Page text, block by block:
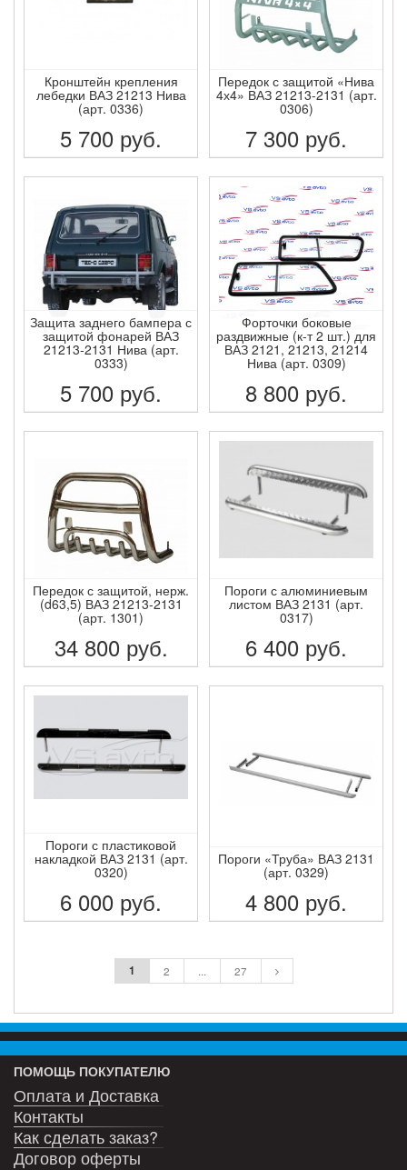
Кронштейн крепления
лебедки ВАЗ 21213 Нива
(арт. 0336)
5 700 руб.
ПОДРОБНЕЕ
Передок с защитой «Нива
4х4» ВАЗ 21213-2131 (арт.
0306)
7 300 руб.
ПОДРОБНЕЕ
Защита заднего бампера с
защитой фонарей ВАЗ
21213-2131 Нива (арт.
0333)
5 700 руб.
ПОДРОБНЕЕ
Форточки боковые
раздвижные (к-т 2 шт.) для
ВАЗ 2121, 21213, 21214
Нива (арт. 0309)
8 800 руб.
ПОДРОБНЕЕ
Передок с защитой, нерж.
(d63,5) ВАЗ 21213-2131
(арт. 1301)
34 800 руб.
ПОДРОБНЕЕ
Пороги с алюминиевым
листом ВАЗ 2131 (арт.
0317)
6 400 руб.
ПОДРОБНЕЕ
Пороги с пластиковой
накладкой ВАЗ 2131 (арт.
0320)
6 000 руб.
Пороги «Труба» ВАЗ 2131
(арт. 0329)
4 800 руб.
1 2 ... 27
ПОМОЩЬ ПОКУПАТЕЛЮ
Оплата и Доставка
Контакты
Как сделать заказ?
Договор оферты